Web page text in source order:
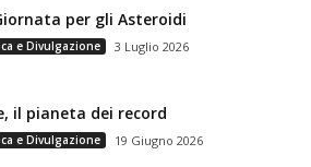
per gli Asteroidi
e Divulgazione 3 Luglio 2026
il pianeta dei record
e Divulgazione 19 Giugno 2026